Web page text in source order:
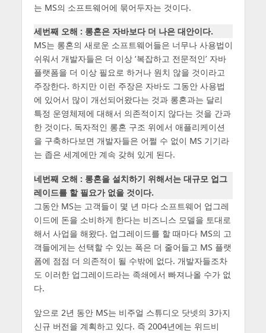
는 MS의 소프트웨어에 묶어두자는 것이다.
세번째 오해 : 롱혼은 자바보다 더 나은 대안이다.
MS는 롱혼의 새로운 소프트웨어들은 너무나 사용법이
쉬워서 개발자들은 더 이상 ‘복잡하고 전문적인’ 자바
플랫폼을 더 이상 필요로 하거나 원치 않을 것이라고
주장한다. 하지만 이런 주장은 자바도 그동안 사용법
에 있어서 많이 개선되어왔다는 것과 롱혼과는 달리
특정 운영체제에 대해서 의존적이지 않다는 것을 간과
한 것이다. 독자적인 롱혼 구조 위에서 애플리케이션
을 구축하다보면 개발자들은 어쩔 수 없이 MS 기기라
는 좁은 세계에만 계속 갖혀 있게 된다.
네번째 오해 : 롱혼을 설치하기 위해서는 대규모 업그
레이드를 할 필요가 없을 것이다.
그동안 MS는 고객들이 몇 년 마다 소프트웨어 업그레
이드에 돈을 소비하게 한다는 비즈니스 모델을 토대로
해서 사업을 해왔다. 업그레이드를 할 때마다 MS의 고
객들에게는 선택할 수 있는 폭은 더 줄어들고 MS 플랫
폼에 점점 더 의존적이 될 수밖에 없다. 개발자들조차
도 이러한 업그레이드라는 족쇄에서 빠져나올 수가 없
다.
앞으로 2년 동안 MS는 비주얼 스튜디오 닷넷의 3가지
신규 버전을 계획하고 있다. 즉 2004년에는 위드비